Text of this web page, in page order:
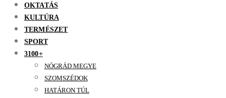
OKTATÁS
KULTÚRA
TERMÉSZET
SPORT
3100+
NÓGRÁD MEGYE
SZOMSZÉDOK
HATÁRON TÚL